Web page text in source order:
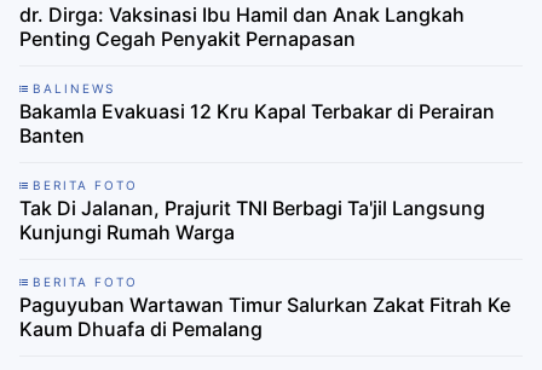
dr. Dirga: Vaksinasi Ibu Hamil dan Anak Langkah
Penting Cegah Penyakit Pernapasan
BALINEWS
Bakamla Evakuasi 12 Kru Kapal Terbakar di Perairan
Banten
BERITA FOTO
Tak Di Jalanan, Prajurit TNI Berbagi Ta'jil Langsung
Kunjungi Rumah Warga
BERITA FOTO
Paguyuban Wartawan Timur Salurkan Zakat Fitrah Ke
Kaum Dhuafa di Pemalang